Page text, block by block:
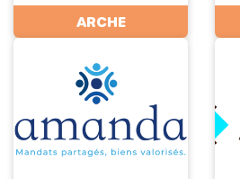
ARCHE